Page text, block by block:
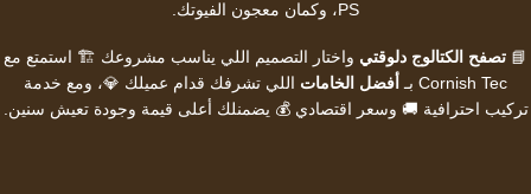
PS ، وكمان معجون الفيوتك.
📘 تصفح الكتالوج دلوقتي واختار التصميم اللي يناسب مشروعك 🏗️ استمتع مع
Cornish Tec بـ
أفضل الخامات اللي تشرفك قدام عميلك 💎، ومع خدمة
تركيب احترافية 🚚 وسعر اقتصادي 💰 يضمنلك أعلى قيمة وجودة تعيش سنين.